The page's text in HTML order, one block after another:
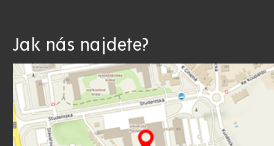
Jak nás najdete?